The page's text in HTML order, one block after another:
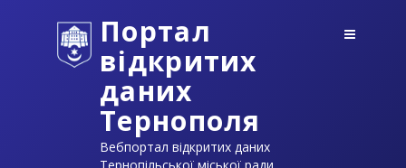
Портал
відкритих
даних
Тернополя
Вебпортал відкритих даних